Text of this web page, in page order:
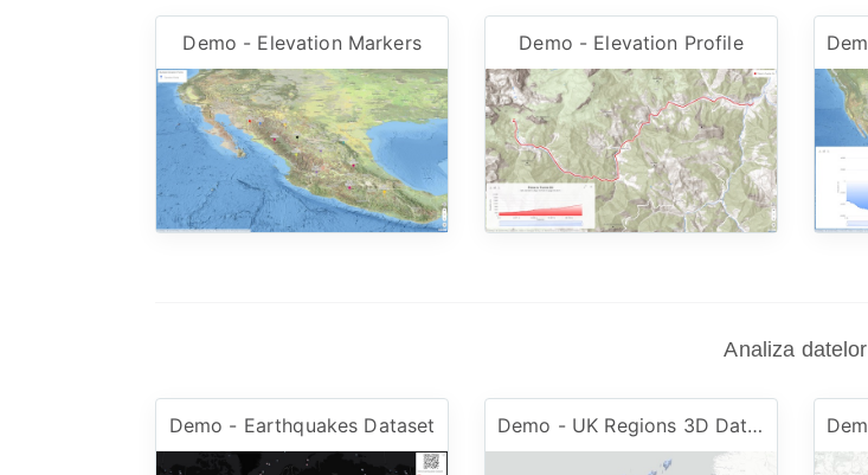
Demo - Elevation Markers Demo - Elevation Profile
Analiza datelor
Demo - Earthquakes Dataset Demo - UK Regions 3D Dataset